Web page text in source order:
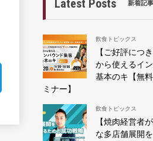
Latest Posts 新着記事
飲食トピックス
【ご好評につ
から使えるイ
基本のキ【無
ミナー】
飲食トピックス
【焼肉経営者
な多店舗展開